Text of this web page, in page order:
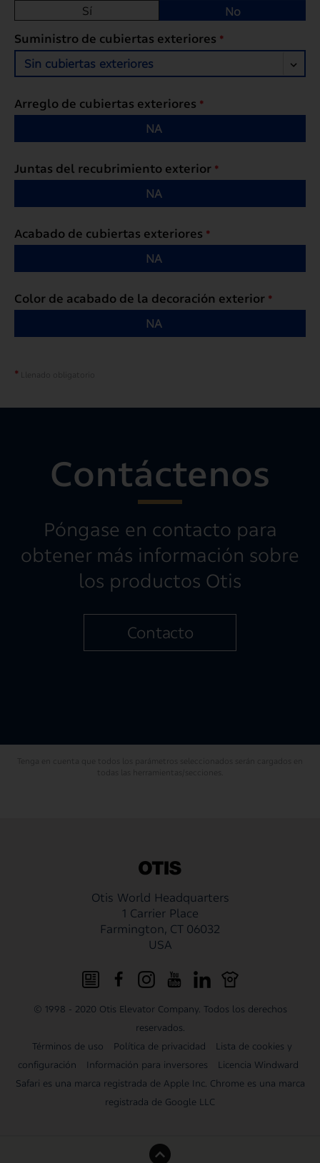
Sí
No
Suministro de cubiertas exteriores *
Sin cubiertas exteriores
Arreglo de cubiertas exteriores *
NA
Juntas del recubrimiento exterior *
NA
Acabado de cubiertas exteriores *
NA
Color de acabado de la decoración exterior *
NA
* Llenado obligatorio
Contáctenos
Póngase en contacto para
obtener más información sobre
los productos Otis
Contacto
​Tenga en cuenta que todos los parámetros seleccionados serán cargados en
todas las herramientas/secciones.
Otis World Headquarters
Otis World Headquarters
1 Carrier Place
Farmington, CT 06032
USA
© 1998 - 2020 Otis Elevator Company. Todos los derechos
reservados.
Términos de uso
Política de privacidad
Lista de cookies y
configuración
Información para inversores
Licencia Windward
Safari es una marca registrada de Apple Inc. Chrome es una marca
registrada de Google LLC